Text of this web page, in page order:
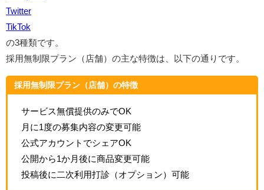
Twitter
TikTok
の3種類です。
採用無制限プラン（店舗）の主な特徴は、以下の通りです。
採用無制限プラン（店舗）の特徴
サービス無償提供のみでOK
月に1度の募集内容の変更可能
公式アカウントでシェアOK
公開から1か月後に商品変更可能
投稿後に二次利用打診（オプション）可能